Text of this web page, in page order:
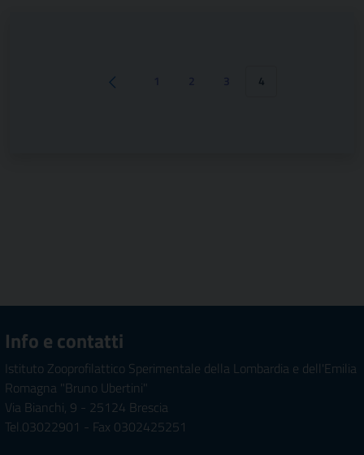
4
Info e contatti
Istituto Zooprofilattico Sperimentale della Lombardia e dell'Emilia
Romagna "Bruno Ubertini"
Via Bianchi, 9 - 25124 Brescia
Tel.03022901 - Fax 0302425251